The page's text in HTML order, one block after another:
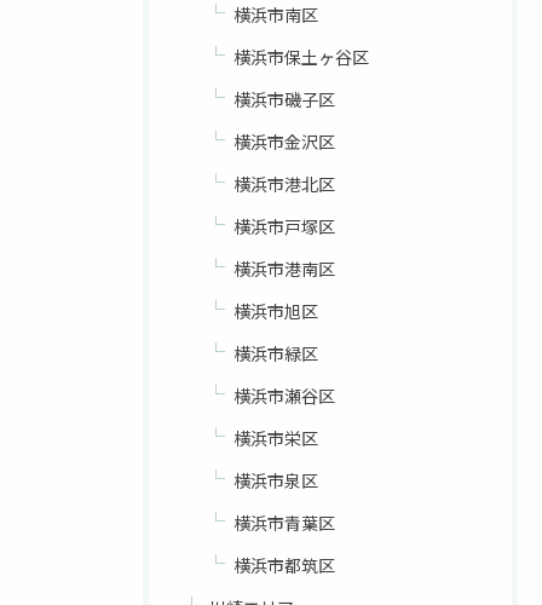
横浜市南区
横浜市保土ヶ谷区
横浜市磯子区
横浜市金沢区
横浜市港北区
横浜市戸塚区
横浜市港南区
横浜市旭区
横浜市緑区
横浜市瀬谷区
横浜市栄区
横浜市泉区
横浜市青葉区
横浜市都筑区